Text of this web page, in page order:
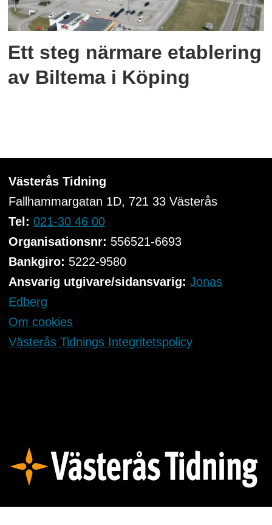
Ett steg närmare etablering
av Biltema i Köping
Västerås Tidning
Fallhammargatan 1D, 721 33Västerås
Tel: 021-30 46 00
Organisationsnr: 556521-6693
Bankgiro: 5222-9580
Ansvarig utgivare/sidansvarig: Jonas
Edberg
Om cookies
Västerås Tidnings Integritetspolicy